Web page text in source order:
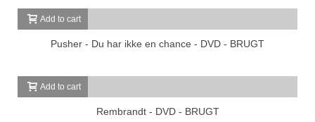
Add to cart
Pusher - Du har ikke en chance - DVD - BRUGT
Add to cart
Rembrandt - DVD - BRUGT